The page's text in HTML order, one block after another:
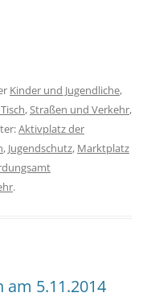
Kinder und Jugendliche,
,Straßen und Verkehr,
Aktivplatz der
, Jugendschutz, Marktplatz
.
am 5.11.2014